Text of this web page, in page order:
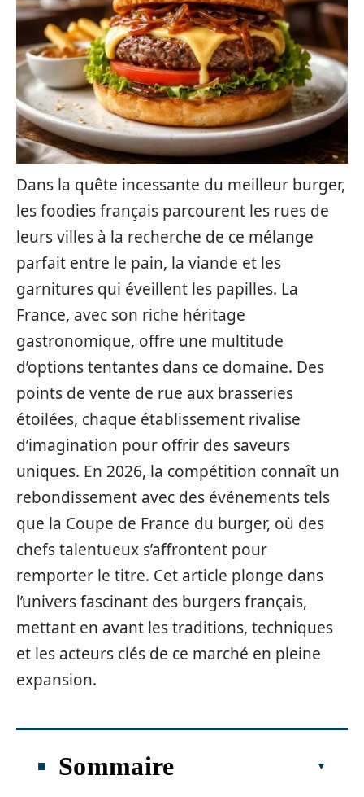
Dans la quête incessante du meilleur burger,
les foodies français parcourent les rues de
leurs villes à la recherche de ce mélange
parfait entre le pain, la viande et les
garnitures qui éveillent les papilles. La
France, avec son riche héritage
gastronomique, offre une multitude
d’options tentantes dans ce domaine. Des
points de vente de rue aux brasseries
étoilées, chaque établissement rivalise
d’imagination pour offrir des saveurs
uniques. En 2026, la compétition connaît un
rebondissement avec des événements tels
que la Coupe de France du burger, où des
chefs talentueux s’affrontent pour
remporter le titre. Cet article plonge dans
l’univers fascinant des burgers français,
mettant en avant les traditions, techniques
et les acteurs clés de ce marché en pleine
expansion.
Sommaire